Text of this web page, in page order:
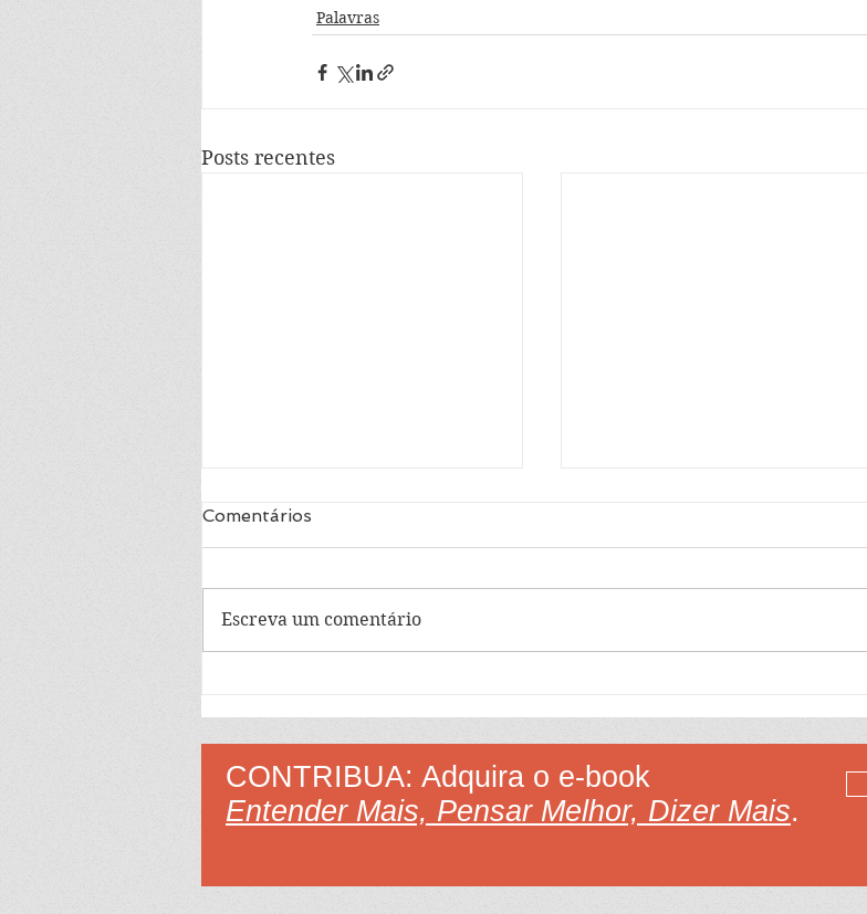
Palavras
Posts recentes
Aprenda a ler 36
Aprenda o significado da
Saiba a diferença entre as
Comentários
Escreva um comentário
CONTRIBUA: Adquira o e-book
Entender Mais, Pensar Melhor, Dizer Mais.